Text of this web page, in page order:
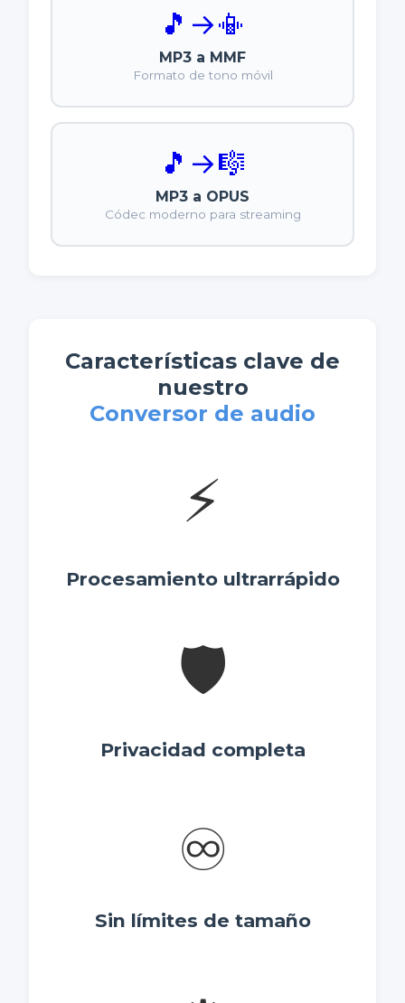
🎵 →📳
MP3 a MMF
Formato de tono móvil
🎵 →🎼
MP3 a OPUS
Códec moderno para streaming
Características clave de
nuestro
Conversor de audio
⚡
Procesamiento ultrarrápido
🛡️
Privacidad completa
♾️
Sin límites de tamaño